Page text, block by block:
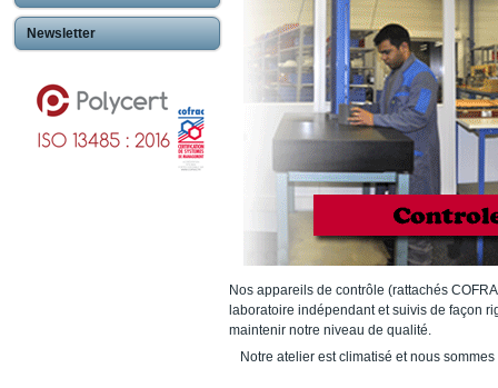
Newsletter
Nos appareils de contrôle (rattachés
laboratoire indépendant et suivis de façon
maintenir notre niveau de qualité.
Notre atelier est climatisé et nous